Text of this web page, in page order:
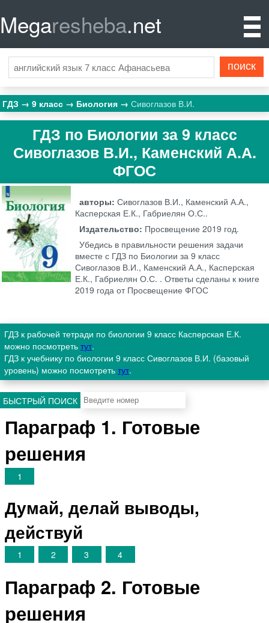
Megaresheba.net
ГДЗ 9 класс Биология Сивоглазов В.И.
ГДЗ по Биологии за 9 класс
Сивоглазов В.И., Каменский А.А.
ФГОС
авторы:Сивоглазов В.И., Каменский А.А.,
Касперская Е.К., Габриелян О.С..
Издательство: Просвещение 2019 год.
Убедись в правильности решения задачи
вместе с ГДЗ по Биологии за 9 класс
Сивоглазов В.И., Каменский А.А., Касперская
Е.К., Габриелян О.С. . Ответы сделаны к книге
2019 года от Просвещение ФГОС
ГДЗ к рабочей тетради по биологии 9 класс Касперская Е.К.
можно посмотреть тут.
ГДЗ к учебнику по биологии 9 класс Сивоглазов В.И. (базовый
уровень) можно посмотреть тут.
БЫСТРЫЙ ПОИСК
Параграф 1. Готовые
решения
1
Думай, делай выводы,
действуй
1 2 3 4
Параграф 2. Готовые
решения